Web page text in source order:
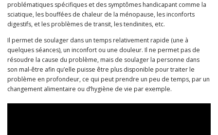
CONTACT & RDV
problématiques spécifiques et des symptômes handicapant comme la
sciatique, les bouffées de chaleur de la ménopause, les inconforts
digestifs, et les problèmes de transit, les tendinites, etc.
Il permet de soulager dans un temps relativement rapide (une à
quelques séances), un inconfort ou une douleur. Il ne permet pas de
résoudre la cause du problème, mais de soulager la personne dans
son mal-être afin qu’elle puisse être plus disponible pour traiter le
problème en profondeur, ce qui peut prendre un peu de temps, par un
changement alimentaire ou d’hygiène de vie par exemple.